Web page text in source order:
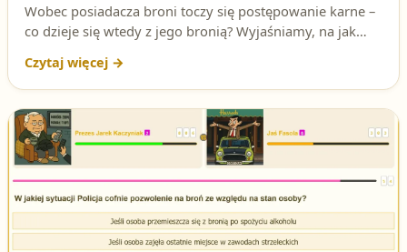
Wobec posiadacza broni toczy się postępowanie karne –
co dzieje się wtedy z jego bronią? Wyjaśniamy, na jak
podstawa prawna i czym różni się to od cofnięcia
pozwolenia na broń.